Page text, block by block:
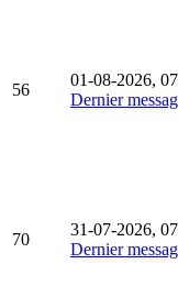
56
01-08-2026,
Dernier
70
31-07-2026,
Dernier